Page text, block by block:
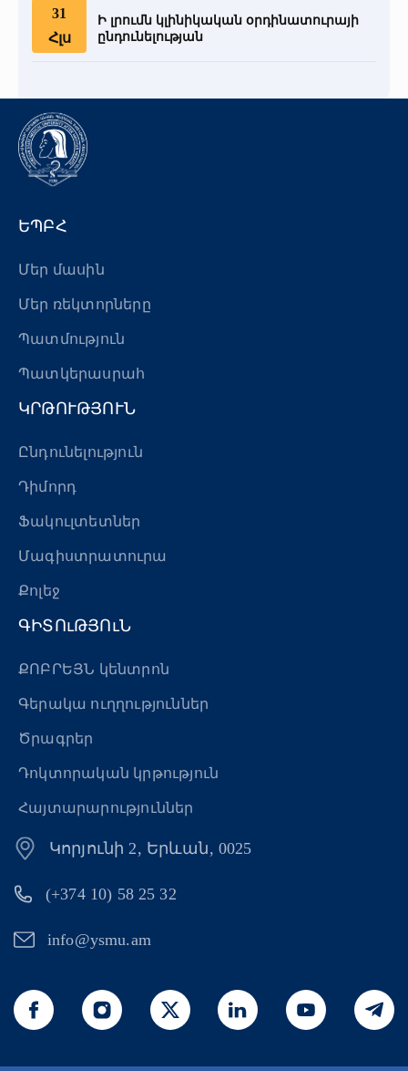
31
Հլս
Ի լրումն կլինիկական օրդինատուրայի
ընդունելության
ԵՊԲՀ
Մեր մասին
Մեր ռեկտորները
Պատմություն
Պատկերասրահ
ԿՐԹՈՒԹՅՈՒՆ
Ընդունելություն
Դիմորդ
Ֆակուլտետներ
Մագիստրատուրա
Քոլեջ
ԳԻՏՈւԹՅՈւՆ
ՔՈԲՐԵՅՆ կենտրոն
Գերակա ուղղություններ
Ծրագրեր
Դոկտորական կրթություն
Հայտարարություններ
Կորյունի 2, Երևան, 0025
(+374 10) 58 25 32
info@ysmu.am